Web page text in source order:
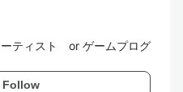
ティスト or ゲームプログ
Follow